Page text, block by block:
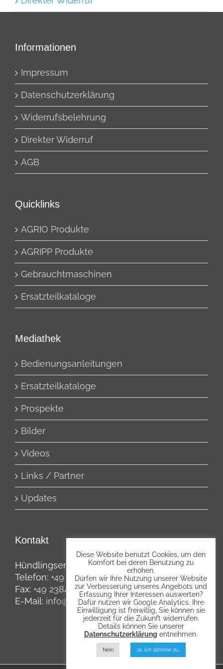
Informationen
Impressum
Datenschutzerklärung
Widerrufsbelehrung
Direkter Widerruf
AGB
Quicklinks
AGRIO Produkte
AGRIPP Produkte
Gebrauchtmaschinen
Ersatzteilkataloge
Mediathek
Bedienungsanleitungen
Ersatzteilkataloge
Prospekte
Bilder
Videos
Links / Partner
Updates
Kontakt
Hündlingsen 10, 59514 Welver
Telefon: +49 2384 2683
Fax: +49 2384 5954
E-Mail: info@agripp.de
Diese Website benutzt Cookies, um den
Komfort bei deren Benutzung zu
erhöhen.
Dürfen wir Ihre Nutzung unserer Website
zur Verbesserung unseres Angebots und
Erfassung Ihrer Interessen auswerten?
Dafür nutzen wir Google Analytics. Ihre
Einwilligung ist freiwillig, Sie können sie
jederzeit für die Zukunft widerrufen.
Details können Sie unserer
Datenschutzerklärung entnehmen.
Nein Ja, ich stimme zu.